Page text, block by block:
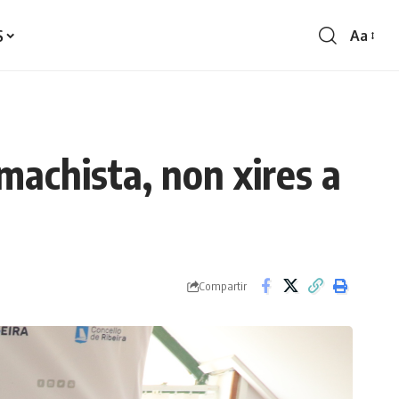
Aa
non xires a
Compartir